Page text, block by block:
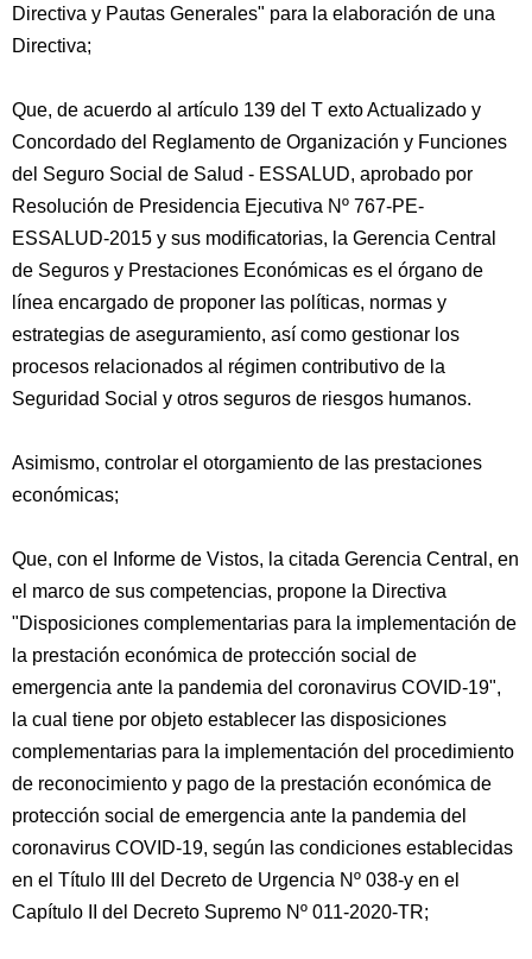
Directiva y Pautas Generales" para la elaboración de una
Directiva;
Que, de acuerdo al artículo 139 del T exto Actualizado y
Concordado del Reglamento de Organización y Funciones
del Seguro Social de Salud - ESSALUD, aprobado por
Resolución de Presidencia Ejecutiva Nº 767-PE-
ESSALUD-2015 y sus modificatorias, la Gerencia Central
de Seguros y Prestaciones Económicas es el órgano de
línea encargado de proponer las políticas, normas y
estrategias de aseguramiento, así como gestionar los
procesos relacionados al régimen contributivo de la
Seguridad Social y otros seguros de riesgos humanos.
Asimismo, controlar el otorgamiento de las prestaciones
económicas;
Que, con el Informe de Vistos, la citada Gerencia Central, en
el marco de sus competencias, propone la Directiva
"Disposiciones complementarias para la implementación de
la prestación económica de protección social de
emergencia ante la pandemia del coronavirus COVID-19",
la cual tiene por objeto establecer las disposiciones
complementarias para la implementación del procedimiento
de reconocimiento y pago de la prestación económica de
protección social de emergencia ante la pandemia del
coronavirus COVID-19, según las condiciones establecidas
en el Título III del Decreto de Urgencia Nº 038-y en el
Capítulo II del Decreto Supremo Nº 011-2020-TR;